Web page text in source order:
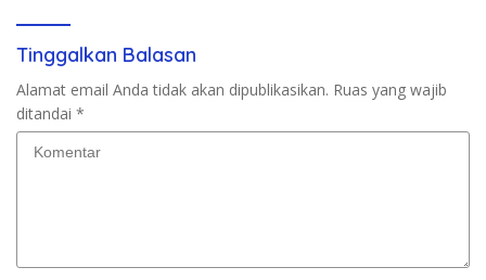
Tinggalkan Balasan
Alamat email Anda tidak akan dipublikasikan. Ruas yang wajib
ditandai *